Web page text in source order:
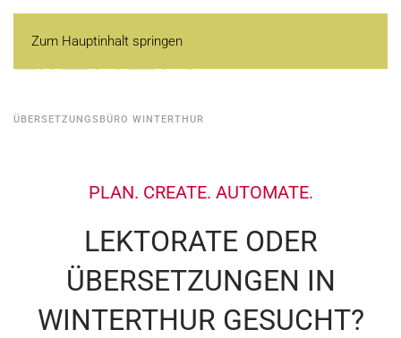
Zum Hauptinhalt springen
ÜBERSETZUNGSBÜRO WINTERTHUR
PLAN. CREATE. AUTOMATE.
LEKTORATE ODER
ÜBERSETZUNGEN IN
WINTERTHUR GESUCHT?